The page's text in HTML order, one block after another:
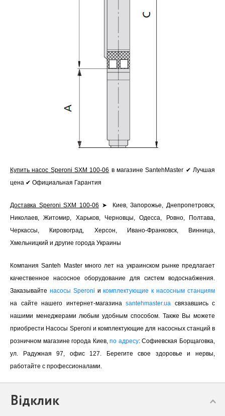
Купить насос Speroni SXM 100-06 в магазине SantehMaster ✔ Лучшая
цена ✔ Официальная Гарантия
Доставка Speroni SXM 100-06 ➤ Киев, Запорожье, Днепропетровск,
Николаев, Житомир, Харьков, Черновцы, Одесса, Ровно, Полтава,
Черкассы, Кировоград, Херсон, Ивано-Франковск, Винница,
Хмельницкий и другие города Украины
Компания Santeh Master много лет на украинском рынке предлагает
качественное насосное оборудование для систем водоснабжения.
Заказывайте насосы Speroni икомплектующие к насосным станциям
на сайте нашего интернет-магазина santehmaster.ua связавшись с
нашими менеджерами любым удобным способом. Также Вы можете
приобрести Насосы Speroni и комплектующие для насосных станций в
розничном магазине города Киев,по адресу: Софиевская Борщаговка,
ул. Радужная 97, офис 127. Берегите свое здоровье и нервы,
работайте с профессионалами.
Відклик